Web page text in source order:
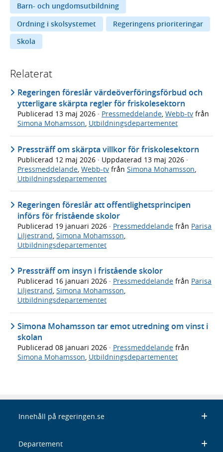
Barn- och ungdomsutbildning
Ordning i skolsystemet
Regeringens prioriteringar
Skola
Relaterat
Regeringen föreslår värdeöverföringsförbud och
ytterligare skärpta regler för friskolesektorn
Publicerad 13 maj 2026 · Pressmeddelande, Webb-tv från
Simona Mohamsson, Utbildningsdepartementet
Pressträff om skärpta villkor för friskolesektorn
Publicerad 12 maj 2026 · Uppdaterad 13 maj 2026 ·
Pressmeddelande, Webb-tv från Simona Mohamsson,
Utbildningsdepartementet
Regeringen föreslår att offentlighetsprincipen
införs för fristående skolor
Publicerad 19 januari 2026 · Pressmeddelande från Parisa
Liljestrand Simona Mohamsson
Utbildningsdepartementet
Pressträff om insyn i fristående skolor
Publicerad 16 januari 2026 · Pressmeddelande från Parisa
Liljestrand, Simona Mohamsson,
Utbildningsdepartementet
Simona Mohamsson tar emot utredning om vinst i
skolan
Publicerad 08 januari 2026 · Pressmeddelande från
Simona Mohamsson, Utbildningsdepartementet
Innehåll på regeringen.se
Departement